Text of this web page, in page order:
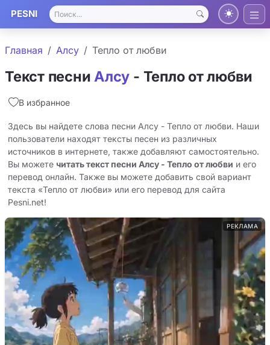
PESNI
Главная Алсу Тепло от любви
Текст песни Алсу - Тепло от любви
В избранное
Здесь вы найдете слова песни Алсу - Тепло от любви. Наши
пользователи находят тексты песен из различных
источников в интернете, также добавляют самостоятельно.
Вы можете читать текст песни Алсу - Тепло от любви и его
перевод онлайн. Также вы можете добавить свой вариант
текста «Тепло от любви» или его перевод для сайта
Pesni.net!
РЕКЛАМА